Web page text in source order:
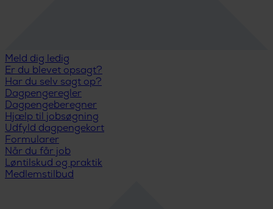
Meld dig ledig
Er du blevet opsagt?
Har du selv sagt op?
Dagpengeregler
Dagpengeberegner
Hjælp til jobsøgning
Udfyld dagpengekort
Formularer
Når du får job
Løntilskud og praktik
Medlemstilbud